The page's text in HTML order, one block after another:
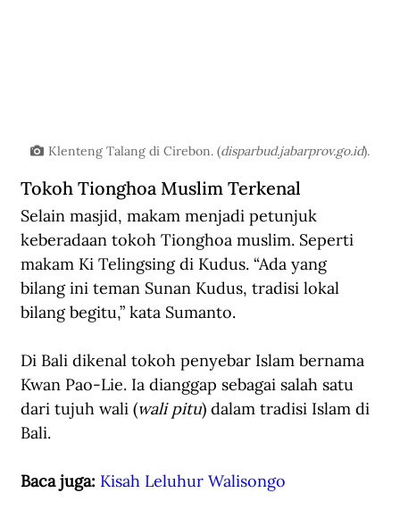
Klenteng Talang di Cirebon. (disparbud.jabarprov.go.id).
Tokoh Tionghoa Muslim Terkenal
Selain masjid, makam menjadi petunjuk
keberadaan tokoh Tionghoa muslim. Seperti
makam Ki Telingsing di Kudus. “Ada yang
bilang ini teman Sunan Kudus, tradisi lokal
bilang begitu,” kata Sumanto.
Di Bali dikenal tokoh penyebar Islam bernama
Kwan Pao-Lie. Ia dianggap sebagai salah satu
dari tujuh wali (wali pitu) dalam tradisi Islam di
Bali.
Baca juga: Kisah Leluhur Walisongo